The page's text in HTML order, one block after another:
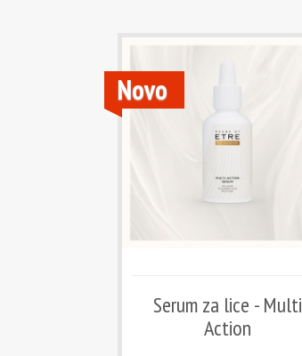
Serum za lice - Multi
Action
Novo